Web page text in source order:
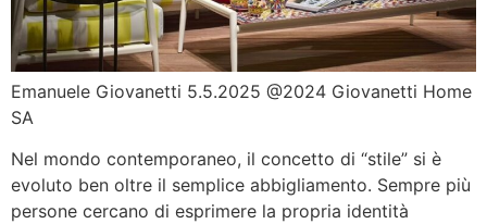
Emanuele Giovanetti 5.5.2025 @2024 Giovanetti Home
SA
Nel mondo contemporaneo, il concetto di “stile” si è
evoluto ben oltre il semplice abbigliamento. Sempre più
persone cercano di esprimere la propria identità